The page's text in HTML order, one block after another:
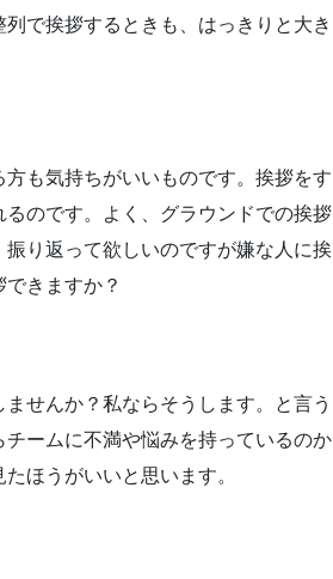
で挨拶するときも、 はっきりと大き
方も気持ちがいいものです。 挨拶をす
のです。
よく、グラウンドでの挨拶
振り返って欲しいのですが嫌な人に挨
きますか？
せんか？ 私ならそうします。
と言う
チームに不満や悩みを持っているのか
ほうがいいと思います。